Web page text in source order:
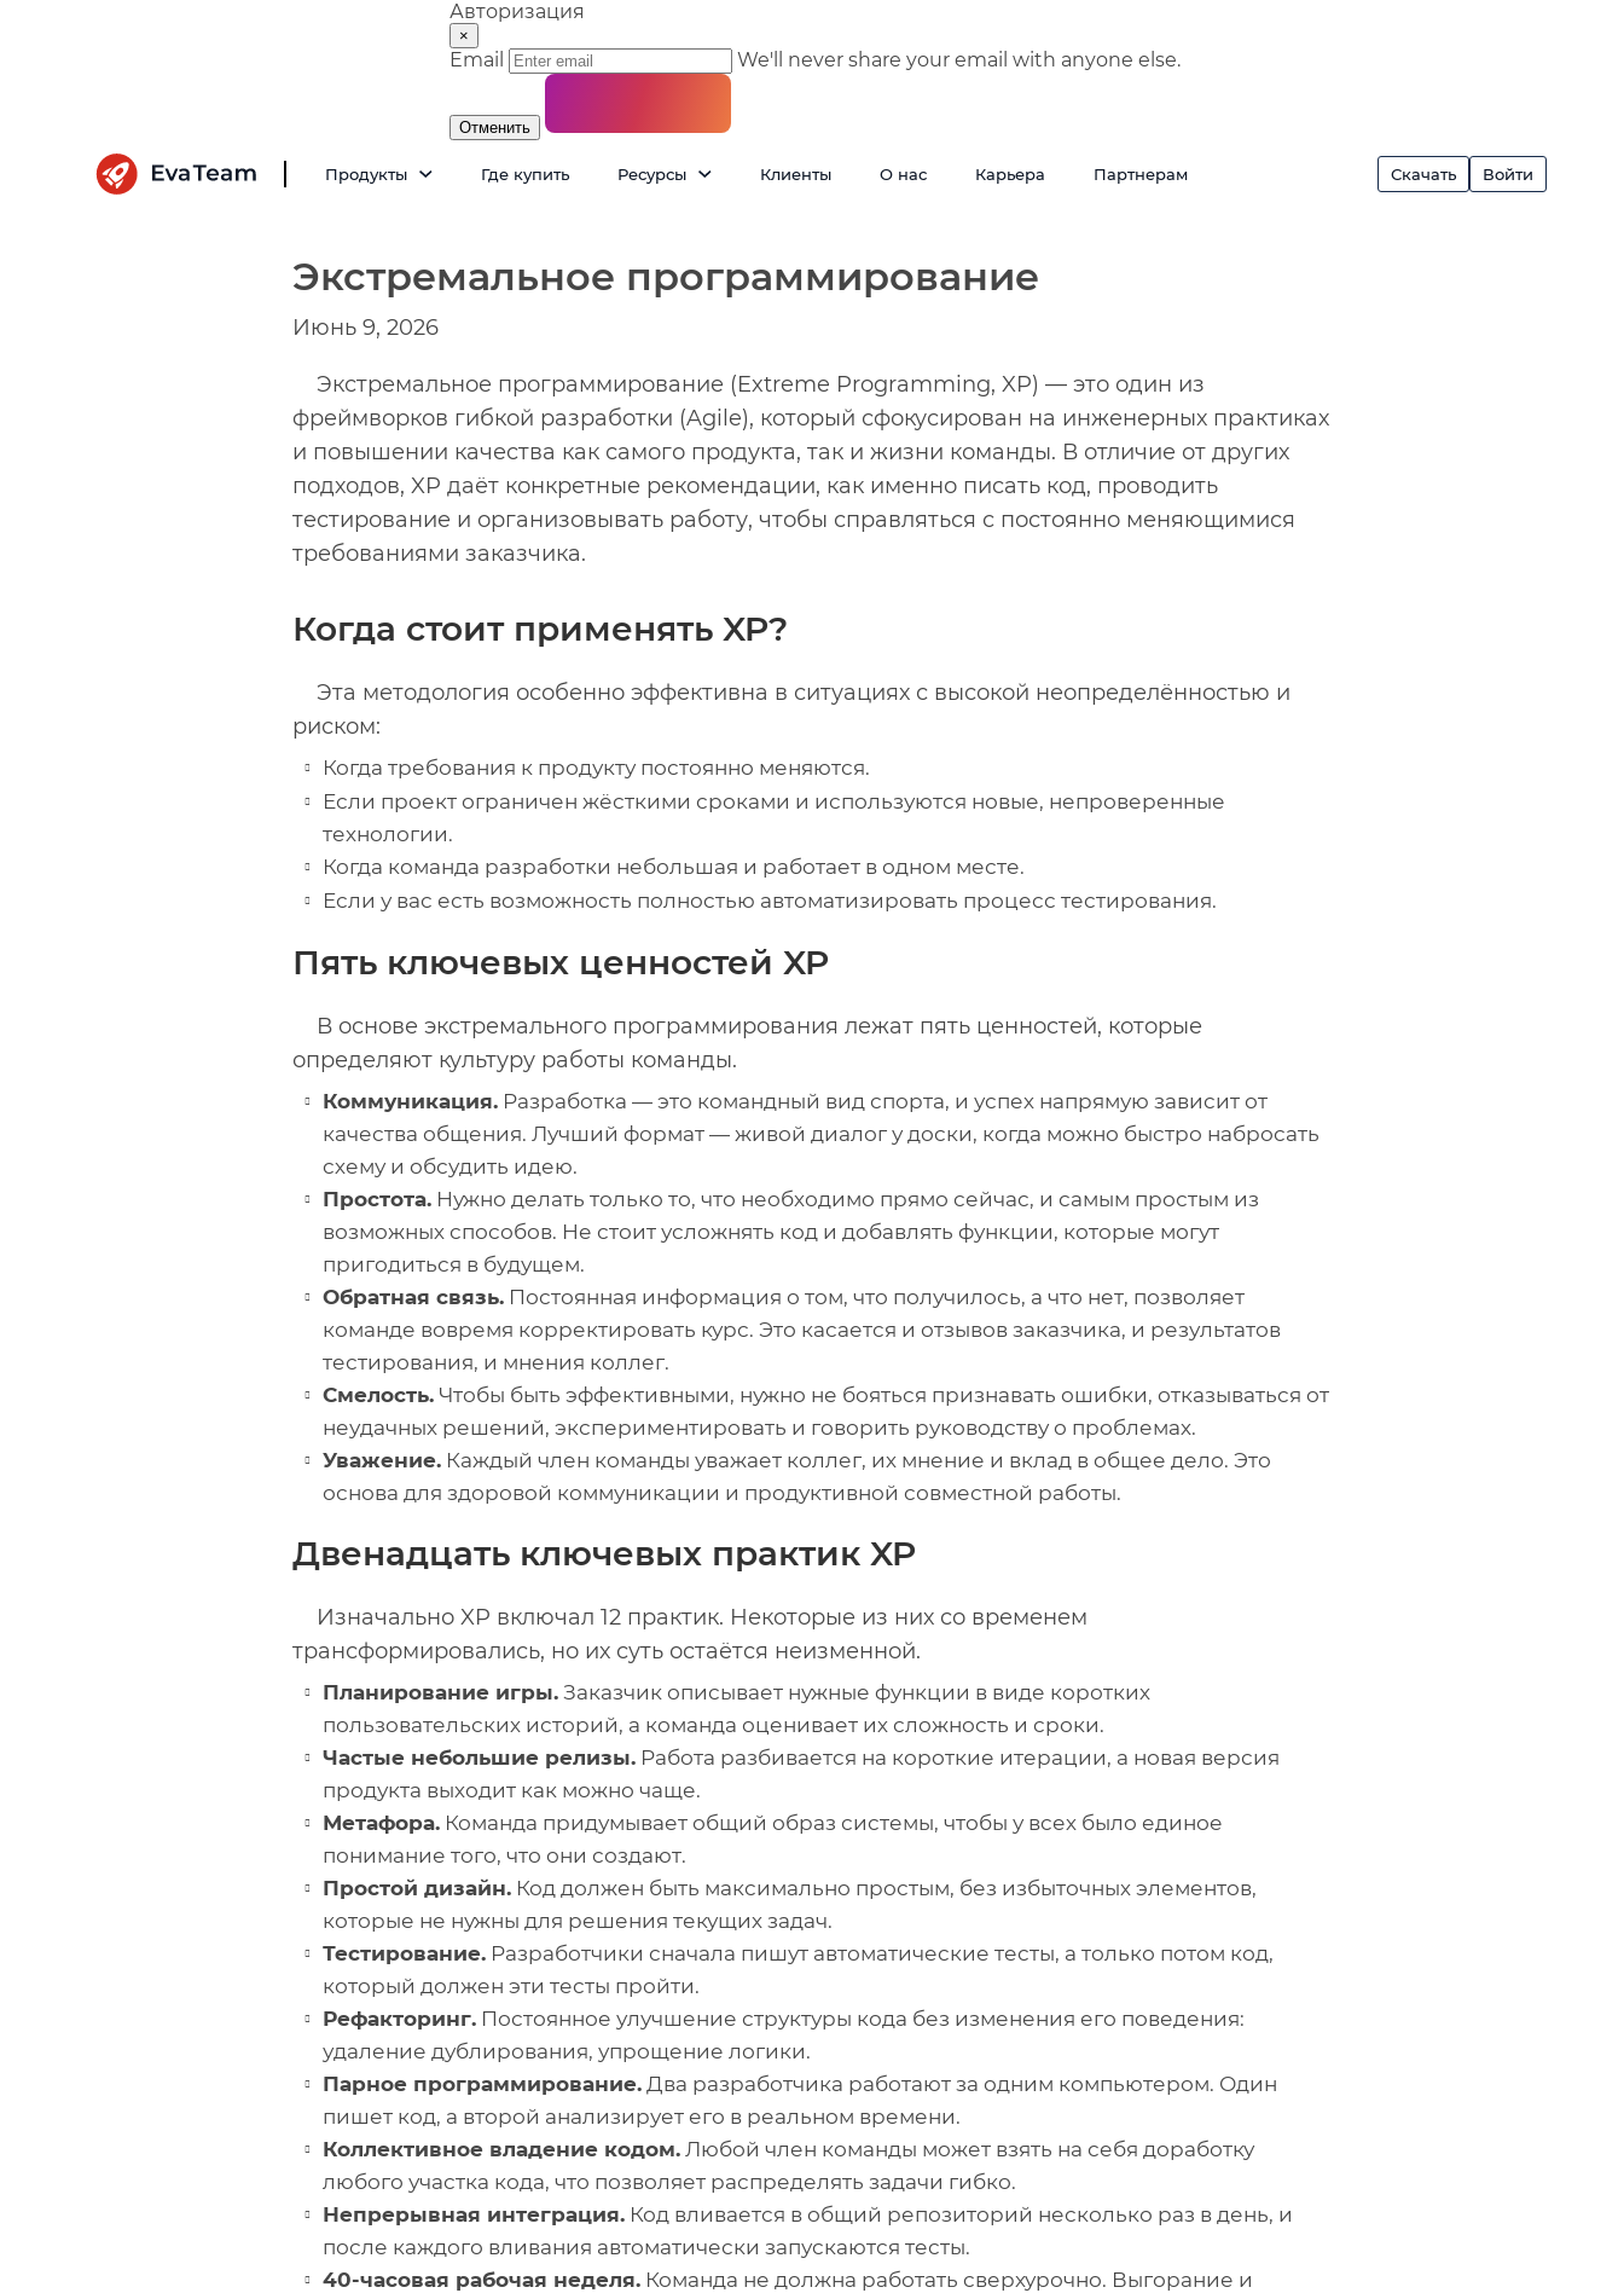
Авторизация
×
Email We'll never share your email with anyone else.
Отменить
Продукты Где купить Ресурсы Клиенты О нас Карьера Партнерам Скачать Войти
Экстремальное программирование
Июнь 9, 2026
Экстремальное программирование (Extreme Programming, XP) — это один из
фреймворков гибкой разработки (Agile), который сфокусирован на инженерных практиках
и повышении качества как самого продукта, так и жизни команды. В отличие от других
подходов, XP даёт конкретные рекомендации, как именно писать код, проводить
тестирование и организовывать работу, чтобы справляться с постоянно меняющимися
требованиями заказчика.
Когда стоит применять XP?
Эта методология особенно эффективна в ситуациях с высокой неопределённостью и
риском:
Когда требования к продукту постоянно меняются.
Если проект ограничен жёсткими сроками и используются новые, непроверенные
технологии.
Когда команда разработки небольшая и работает в одном месте.
Если у вас есть возможность полностью автоматизировать процесс тестирования.
Пять ключевых ценностей XP
В основе экстремального программирования лежат пять ценностей, которые
определяют культуру работы команды.
Коммуникация. Разработка — это командный вид спорта, и успех напрямую зависит от
качества общения. Лучший формат — живой диалог у доски, когда можно быстро набросать
схему и обсудить идею.
Простота. Нужно делать только то, что необходимо прямо сейчас, и самым простым из
возможных способов. Не стоит усложнять код и добавлять функции, которые могут
пригодиться в будущем.
Обратная связь. Постоянная информация о том, что получилось, а что нет, позволяет
команде вовремя корректировать курс. Это касается и отзывов заказчика, и результатов
тестирования, и мнения коллег.
Смелость. Чтобы быть эффективными, нужно не бояться признавать ошибки, отказываться от
неудачных решений, экспериментировать и говорить руководству о проблемах.
Уважение. Каждый член команды уважает коллег, их мнение и вклад в общее дело. Это
основа для здоровой коммуникации и продуктивной совместной работы.
Двенадцать ключевых практик XP
Изначально XP включал 12 практик. Некоторые из них со временем
трансформировались, но их суть остаётся неизменной.
Планирование игры. Заказчик описывает нужные функции в виде коротких
пользовательских историй, а команда оценивает их сложность и сроки.
Частые небольшие релизы. Работа разбивается на короткие итерации, а новая версия
продукта выходит как можно чаще.
Метафора. Команда придумывает общий образ системы, чтобы у всех было единое
понимание того, что они создают.
Простой дизайн. Код должен быть максимально простым, без избыточных элементов,
которые не нужны для решения текущих задач.
Тестирование. Разработчики сначала пишут автоматические тесты, а только потом код,
который должен эти тесты пройти.
Рефакторинг. Постоянное улучшение структуры кода без изменения его поведения:
удаление дублирования, упрощение логики.
Парное программирование. Два разработчика работают за одним компьютером. Один
пишет код, а второй анализирует его в реальном времени.
Коллективное владение кодом. Любой член команды может взять на себя доработку
любого участка кода, что позволяет распределять задачи гибко.
Непрерывная интеграция. Код вливается в общий репозиторий несколько раз в день, и
после каждого вливания автоматически запускаются тесты.
40-часовая рабочая неделя. Команда не должна работать сверхурочно. Выгорание и